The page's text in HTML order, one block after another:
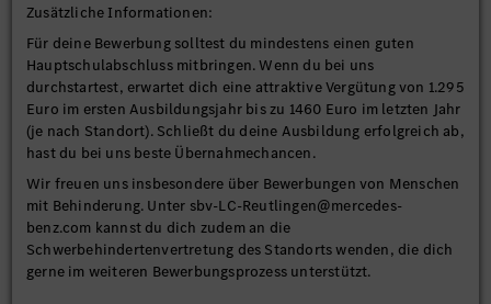
Zusätzliche Informationen:
Für deine Bewerbung solltest du mindestens einen guten
Hauptschulabschluss mitbringen. Wenn du bei uns
durchstartest, erwartet dich eine attraktive Vergütung von 1.295
Euro im ersten Ausbildungsjahr bis zu 1460 Euro im letzten Jahr
(je nach Standort). Schließt du deine Ausbildung erfolgreich ab,
hast du bei uns beste Übernahmechancen.
Wir freuen uns insbesondere über Bewerbungen von Menschen
mit Behinderung. Unter sbv-LC-Reutlingen@mercedes-
benz.com kannst du dich zudem an die
Schwerbehindertenvertretung des Standorts wenden, die dich
gerne im weiteren Bewerbungsprozess unterstützt.